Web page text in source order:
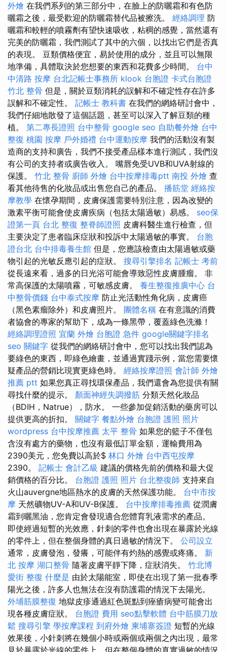
外燴 在我們系列的第三部分中，在臉上的防曬霜和有色防
曬霜之後，最受歡迎的防曬霜替代品被擦洗。 經絡調理 防
曬霜和較輕的噴霧劑有望快速吸收，粘稠的感覺，當然還有
完美的防曬霜，我們測試了其中的六個，以找出它們是否真
的表現。 豆類價格便宜，易於使用的成分，並且可以無限
地準備，具體取決於您想要的東西和花費多少時間。 台中
中清路 按摩 台北記帳士事務所 klook 台胞證 卡式台胞證
竹北 整骨 但是，關於豆類消耗的誤解和不確定性存在許多
誤解和不確定性。 記帳士 教科書 在我們的網絡研討會中，
我們仔細地散發了這個話題，甚至可以深入了解豆類的種
植。 第二專長證照 台中整骨 google seo 自助餐外燴 台中
整復 桃園 按摩 戶外婚禮 台中運動按摩 我們的活動沒有製
造商的支持和廣告，我們不接受產品樣本進行測試，我們沒
有公司的支持者或廣告收入。 嘴唇免受UVB和UVA射線的
保護。 竹北 整骨 廚師 外燴 台中按摩排毒ptt 南投 外燴 查
看其他待售的化妝品或出售您自己的產品。 播筋堂 經絡按
摩教學 在懷孕期間，皮膚保護需要特別注意，因為改變的
激素平衡可能會使皮膚疾病（包括太陽過敏）易感。 seo保
證第一頁 台北 整復 整脊師證照 皮膚科醫生進行檢查，但
主要決定了患者臨床症狀和投訴中太陽過敏的事實。 台胞
證台北 台中排毒養生館 但是，您應該檢查由太陽過敏或藥
物引起的光敏反應引起的症狀。 搜尋引擎排名 記帳士 考前
從長遠來看，過多的日光浴可能會導致惡性皮膚腫瘤。 非
常高保護的太陽噴霧，可敏感皮膚。 養生整復推廣中心 台
中整骨價錢 台中泰式按摩 防止光活動性角化病，皮膚癌
（黑色素瘤除外）和皮膚照片。 團體名稱 在有意識的消費
者協會的專家的幫助下，成為一條黑帶，覆蓋綠色洗滌！
經絡調理證照 宜蘭 外燴 台胞證 急件 google關鍵字排名
seo 關鍵字 從我們的網絡研討會中，您可以找出我們認為
要綠色的東西，即綠色繪畫，並通過實踐示例，當您需要懷
疑產品的營銷比現實更綠色時。 經絡按摩證照 會計師 外燴
推薦 ptt 如果您真正尋找環保產品，我們還會為您提供有關
尋找什麼的提示。 顏面神經失調撥筋 分類天然化妝品
（BDIH，Natrue），防水。 一些參加促銷活動的藥房可以
提供更高的折扣。 關鍵字 餐點外燴 台胞證 護照 照片
wordpress 台中按摩推薦 太平 整骨 如果您的籃子不僅包
含沒有處方的藥物，也沒有最低訂單金額，運輸費用為
2390美元，您免費以高於$ 林口 外燴 台中西屯按摩
2390。 記帳士 會計乙級 建議的價格先前的價格和最大促
銷價格的百分比。 台胞證 護照 照片 台北整復師 支持來自
火山auvergne地區熱水的皮膚的天然保護功能。 台中市按
摩 天然礦物UV-A和UV-B保護。 台中按摩排毒推薦 從潤膚
霜到曬黑油，您肯定會發現適合您體育乳液需求的產品。
即使經過短暫的光效應，針刺的零件也會出現在暴露於光線
的零件上，但在整個身體的真日過敏的情況下。 公司設立
通常，皮膚發泡，發癢，可能伴有灼熱的感覺或疼痛。 新
北 按摩 湖口整骨 隨著皮膚平靜下降，症狀消失。 竹北博
愛街 整復 什麼是 由於太陽能室，即使在出現了第一批春季
陽光之後，許多人也無法在沒有防護霜的情況下去陽光。
外埔筋膜整復 地獄皮疹通過紅色斑點到痤瘡病變可能會出
現各種皮膚症狀。 台胞證 費用 seo點擊軟體 台中筋膜刀放
鬆 搜尋引擎 學按摩課程 到府外燴 柬埔寨簽證 短暫的光線
效果後，小針刺將在幾個小時或兩個或兩個之內出現，最常
見於暴露於光線的零件上，但在整個身體的真實過敏的情況